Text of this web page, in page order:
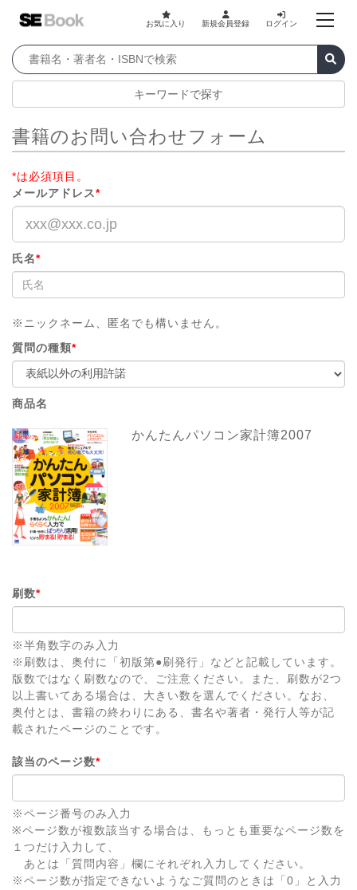
お気に入り 新規会員登録 ログイン
キーワードで探す
書籍のお問い合わせフォーム
*は必須項目。
メールアドレス*
氏名*
※ニックネーム、匿名でも構いません。
質問の種類*
商品名
かんたんパソコン家計簿2007
刷数*
※半角数字のみ入力
※刷数は、奥付に「初版第●刷発行」などと記載しています。
版数ではなく刷数なので、ご注意ください。また、刷数が2つ
以上書いてある場合は、大きい数を選んでください。なお、
奥付とは、書籍の終わりにある、書名や著者・発行人等が記
載されたページのことです。
該当のページ数*
※ページ番号のみ入力
※ページ数が複数該当する場合は、もっとも重要なページ数を
１つだけ入力して、
あとは「質問内容」欄にそれぞれ入力してください。
※ページ数が指定できないようなご質問のときは「0」と入力